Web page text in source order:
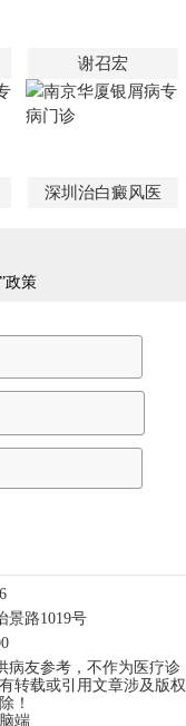
谢召宏
深圳治白癜风医
政策
景路1019号
病友参考，不作为医疗诊
转载或引用文章涉及版权
！
端